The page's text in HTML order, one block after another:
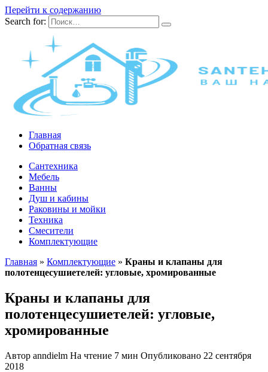
Перейти к содержанию
Search for:
Главная
Обратная связь
Сантехника
Мебель
Ванны
Душ и кабины
Раковины и мойки
Техника
Смесители
Комплектующие
Главная » Комплектующие » Краны и клапаны для
полотенцесушиетелей: угловые, хромированные
Краны и клапаны для
полотенцесушиетелей: угловые,
хромированные
Автор anndielm На чтение 7 мин Опубликовано 22 сентября
2018